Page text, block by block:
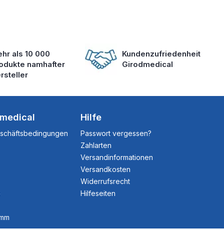
als 10 000
namhafter
Kundenzufriedenheit
Girodmedical
Hilfe
Passwort vergessen?
Zahlarten
Versandinformationen
Versandkosten
Widerrufsrecht
Hilfeseiten